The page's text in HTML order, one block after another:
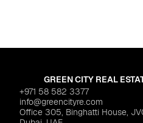
GREEN CITY REAL
+971 58 582 3377
info@greencityre.com
Office 305, Binghatti House,